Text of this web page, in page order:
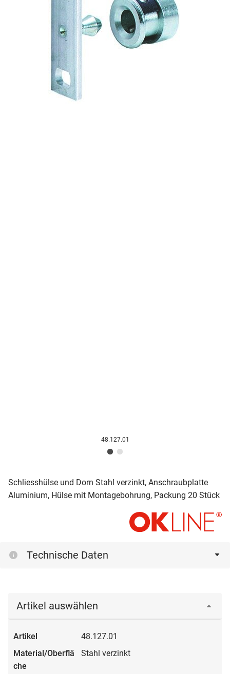
48.127.01
Schliesshülse und Dorn Stahl verzinkt, Anschraubplatte
Aluminium, Hülse mit Montagebohrung, Packung 20 Stück
Technische Daten
Artikel auswählen
48.127.01
Stahl verzinkt